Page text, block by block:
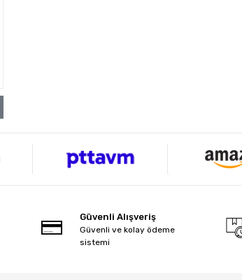
Güvenli Alışveriş
Güvenli ve kolay ödeme
sistemi